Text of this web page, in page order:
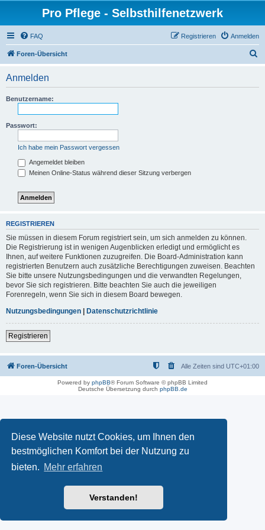
Diese Website nutzt Cookies, um Ihnen den
bestmöglichen Komfort bei der Nutzung zu
bieten. Mehr erfahren
Verstanden!
Pro Pflege - Selbsthilfenetzwerk
FAQ Anmelden
Registrieren
Foren-Übersicht
Anmelden
Benutzername:
Passwort:
Ich habe mein Passwort vergessen
Angemeldet bleiben
Meinen Online-Status während dieser Sitzung verbergen
REGISTRIEREN
Sie müssen in diesem Forum registriert sein, um sich anmelden zu können.
Die Registrierung ist in wenigen Augenblicken erledigt und ermöglicht es
Ihnen, auf weitere Funktionen zuzugreifen. Die Board-Administration kann
registrierten Benutzern auch zusätzliche Berechtigungen zuweisen. Beachten
Sie bitte unsere Nutzungsbedingungen und die verwandten Regelungen,
bevor Sie sich registrieren. Bitte beachten Sie auch die jeweiligen
Forenregeln, wenn Sie sich in diesem Board bewegen.
Nutzungsbedingungen | Datenschutzrichtlinie
Registrieren
Foren-Übersicht Alle Zeiten sind UTC+01:00
Powered by phpBB® Forum Software © phpBB Limited
Deutsche Übersetzung durch phpBB.de